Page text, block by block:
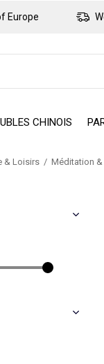
CHINOIS
Europe
& Loisirs Méditation &